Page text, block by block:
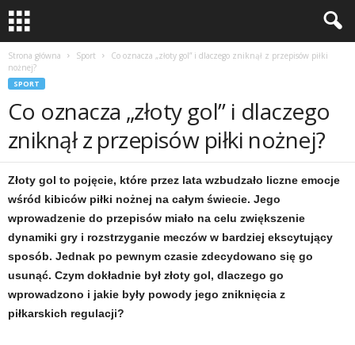
Strona główna Sport
Co oznacza „złoty gol” i dlaczego zniknął z przepisów piłki
nożnej?
SPORT
Co oznacza „złoty gol” i dlaczego
zniknął z przepisów piłki nożnej?
Złoty gol to pojęcie, które przez lata wzbudzało liczne emocje
wśród kibiców piłki nożnej na całym świecie. Jego
wprowadzenie do przepisów miało na celu zwiększenie
dynamiki gry i rozstrzyganie meczów w bardziej ekscytujący
sposób. Jednak po pewnym czasie zdecydowano się go
usunąć. Czym dokładnie był złoty gol, dlaczego go
wprowadzono i jakie były powody jego zniknięcia z
piłkarskich regulacji?